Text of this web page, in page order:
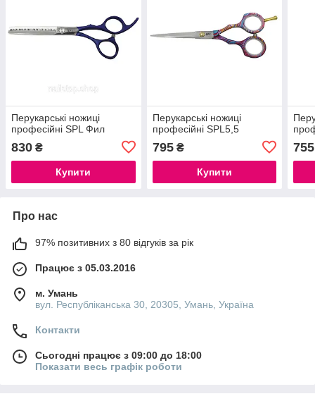
Перукарські ножиці
професійні SPL Фил
830 ₴
Купити
Перукарські ножиці
професійні SPL5,5
795₴
Купити
755
Про нас
97% позитивних з 80 відгуків за рік
Працює з 05.03.2016
м. Умань
вул. Республіканська 30, 20305, Умань, Україна
Контакти
Сьогодні працює з 09:00 до 18:00
Показати весь графік роботи